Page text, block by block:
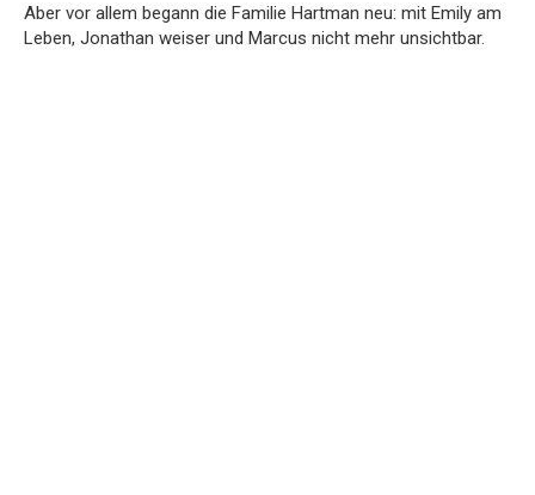
Aber vor allem begann die Familie Hartman neu: mit Emily am
Leben, Jonathan weiser und Marcus nicht mehr unsichtbar.